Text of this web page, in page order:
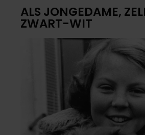
ALS JONGEDAME,
ZWART-WIT